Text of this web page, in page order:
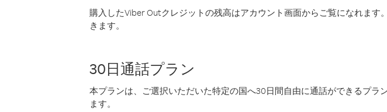
購入したViber Outクレジットの残高はアカウント画面からご覧になれま
きます。
30日通話プラン
本プランは、ご選択いただいた特定の国へ30日間自由に通話ができるプ
ます。